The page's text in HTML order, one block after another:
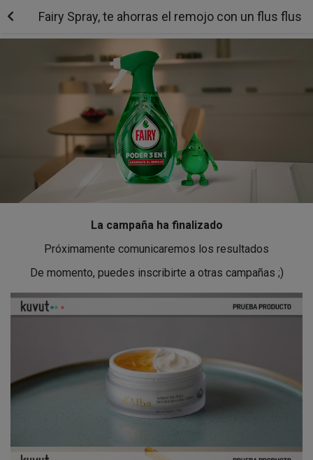
Fairy Spray, te ahorras el remojo con un flus flus
La campaña ha finalizado
Próximamente comunicaremos los resultados
De momento, puedes inscribirte a otras campañas ;)